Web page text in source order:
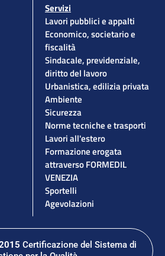
Servizi
Lavori pubblici e appalti
Economico, societario e
fiscalità
Sindacale, previdenziale,
diritto del lavoro
Urbanistica, edilizia privata
Ambiente
Sicurezza
Norme tecniche e trasporti
Lavori all'estero
Formazione erogata
attraverso FORMEDIL
VENEZIA
Sportelli
Agevolazioni
Certificazione del Sistema di